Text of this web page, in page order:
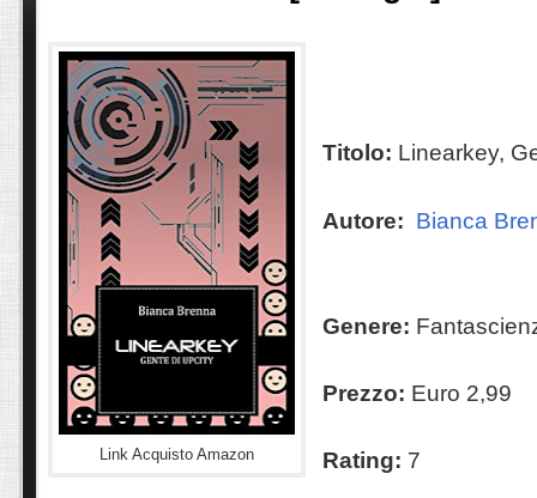
Link Acquisto Amazon
Titolo: Linearkey,
Autore: Bianca
Genere:
Prezzo: Euro 2,99
Rating: 7